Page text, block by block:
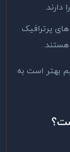
پرترافیک
هستند.
بهتر است به